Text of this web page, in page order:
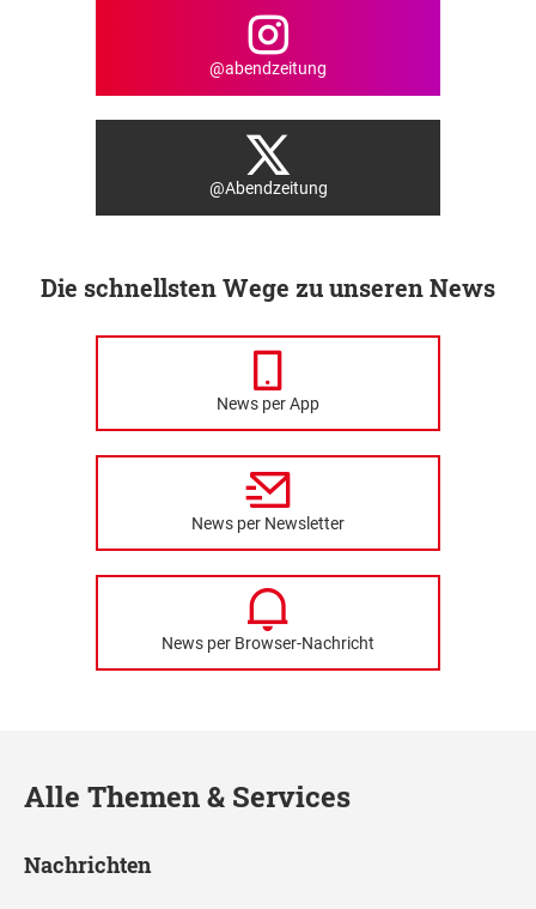
@abendzeitung
@Abendzeitung
Die schnellsten Wege zu unseren News
News per App
News per Newsletter
News per Browser-Nachricht
Alle Themen & Services
Nachrichten